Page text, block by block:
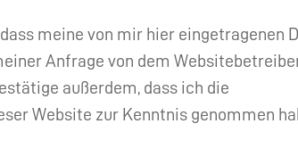
meine von mir hier eingetragenen
Anfrage von dem
außerdem, dass ich die
Website zur Kenntnis genommen